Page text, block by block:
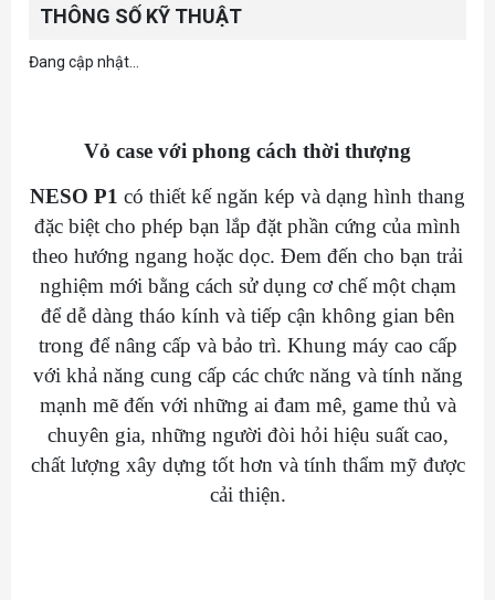
THÔNG SỐ KỸ THUẬT
Đang cập nhật...
Vỏ case với phong cách thời thượng
NESO P1 có thiết kế ngăn kép và dạng hình thang
đặc biệt cho phép bạn lắp đặt phần cứng của mình
theo hướng ngang hoặc dọc. Đem đến cho bạn trải
nghiệm mới bằng cách sử dụng cơ chế một chạm
để dễ dàng tháo kính và tiếp cận không gian bên
trong để nâng cấp và bảo trì. Khung máy cao cấp
với khả năng cung cấp các chức năng và tính năng
mạnh mẽ đến với những ai đam mê, game thủ và
chuyên gia, những người đòi hỏi hiệu suất cao,
chất lượng xây dựng tốt hơn và tính thẩm mỹ được
cải thiện.